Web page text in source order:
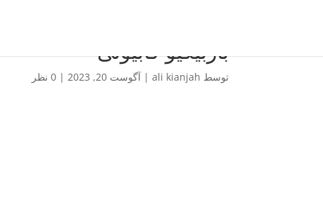
باربیکیو گابیونی
توسط ali kianjah
|آگوست 20, 2023 |0 نظر